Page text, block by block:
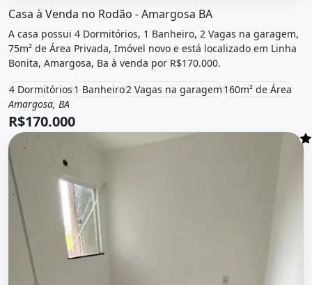
Casa à Venda no Rodão - Amargosa BA
A casa possui 4 Dormitórios, 1 Banheiro, 2 Vagas na garagem,
75m² de Área Privada, Imóvel novo e está localizado em Linha
Bonita, Amargosa, Ba à venda por R$170.000.
4 Dormitórios1 Banheiro2 Vagas na garagem160m² de Área
Venda
Casa
Amargosa, BA
R$170.000